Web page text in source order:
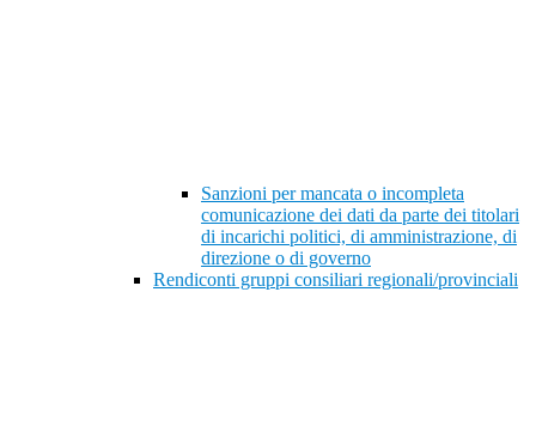
Sanzioni per mancata o incompleta
comunicazione dei dati da parte dei titolari
di incarichi politici, di amministrazione, di
direzione o di governo
Rendiconti gruppi consiliari regionali/provinciali